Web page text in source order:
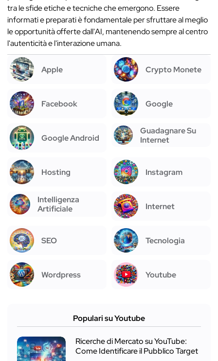
tra le sfide etiche e tecniche che emergono. Essere
informati e preparati è fondamentale per sfruttare al meglio
le opportunità offerte dall'AI, mantenendo sempre al centro
l'autenticità e l'interazione umana.
Apple Crypto Monete
Facebook Google
Google Android
Guadagnare Su
Internet
Hosting Instagram
Intelligenza
Artificiale
Internet
SEO Tecnologia
Wordpress Youtube
Populari su Youtube
Ricerche di Mercato su YouTube:
Come Identificare il Pubblico Target